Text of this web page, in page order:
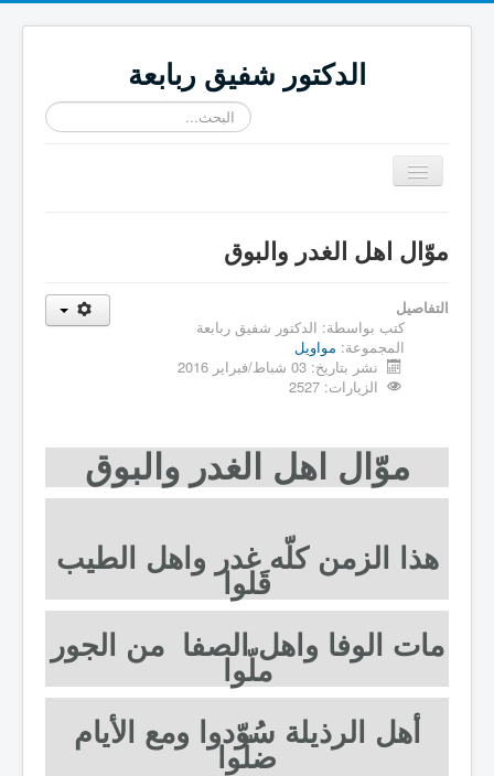
الدكتور شفيق ربابعة
البحث...
تبديل
المتصفح
موّال اهل الغدر والبوق
التفاصيل
كتب بواسطة: الدكتور شفيق ربابعة
المجموعة: مواويل
نشر بتاريخ: 03 شباط/فبراير 2016
الزيارات: 2527
موّال اهل الغدر والبوق
هذا الزمن كلّه غدر واهل الطيب
قَلوا
مات الوفا واهل الصفا من الجور
ملّوا
أهل الرذيلة سُوّدوا ومع الأيام
ضلّوا